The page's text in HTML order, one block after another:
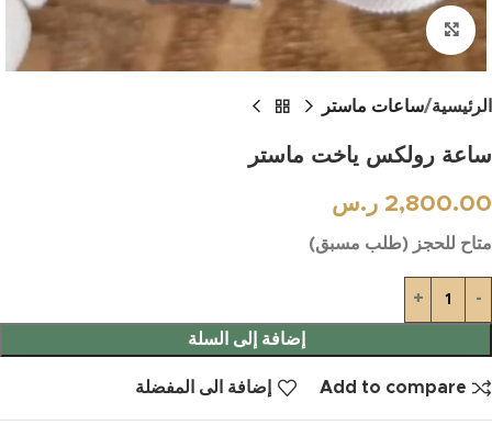
اضغط للتكبير
الرئيسية ساعات ماستر
ساعة رولكس ياخت ماستر
2,800.00 ر.س
متاح للحجز (طلب مسبق)
إضافة إلى السلة
Add to compare إضافة الى المفضلة